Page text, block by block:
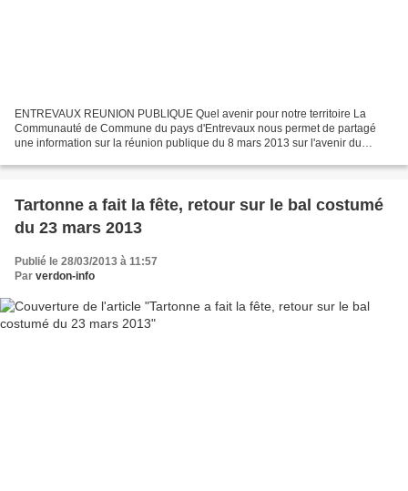
ENTREVAUX REUNION PUBLIQUE Quel avenir pour notre territoire La
Communauté de Commune du pays d'Entrevaux nous permet de partagé
une information sur la réunion publique du 8 mars 2013 sur l'avenir du
Tartonne a fait la fête, retour sur le bal costumé
du 23 mars 2013
Publié le 28/03/2013 à 11:57
Par verdon-info